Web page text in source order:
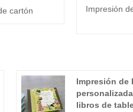
cartón
Impresión
Impresión de
libros de